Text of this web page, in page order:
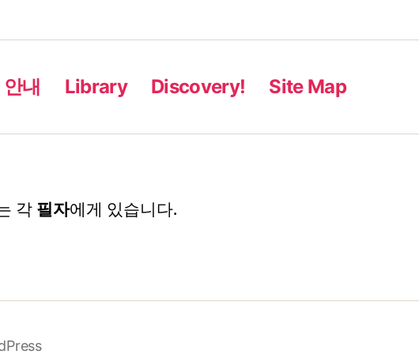
내 Library Discovery! Site Map
각 필자에게 있습니다.